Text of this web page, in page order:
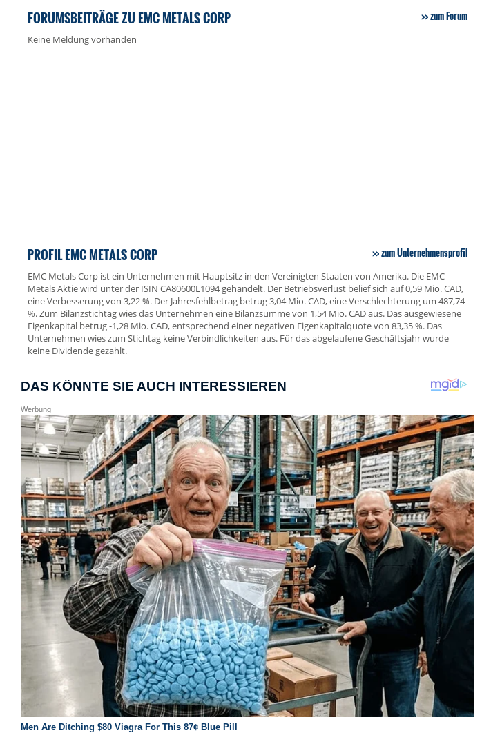
FORUMSBEITRÄGE ZU EMC METALS CORP zum Forum
Keine Meldung vorhanden
PROFIL EMC METALS CORP zum Unternehmensprofil
EMC Metals Corp ist ein Unternehmen mit Hauptsitz in den Vereinigten Staaten von Amerika. Die EMC
Metals Aktie wird unter der ISIN CA80600L1094 gehandelt. Der Betriebsverlust belief sich auf 0,59 Mio. CAD,
eine Verbesserung von 3,22 %. Der Jahresfehlbetrag betrug 3,04 Mio. CAD, eine Verschlechterung um 487,74
%. Zum Bilanzstichtag wies das Unternehmen eine Bilanzsumme von 1,54 Mio. CAD aus. Das ausgewiesene
Eigenkapital betrug -1,28 Mio. CAD, entsprechend einer negativen Eigenkapitalquote von 83,35 %. Das
Unternehmen wies zum Stichtag keine Verbindlichkeiten aus. Für das abgelaufene Geschäftsjahr wurde
keine Dividende gezahlt.